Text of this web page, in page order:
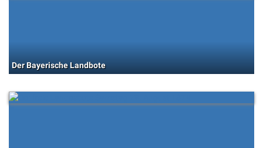
Der Bayerische Landbote